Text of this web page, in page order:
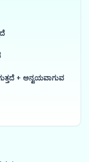
+ ಅನ್ವಯವಾಗುವ